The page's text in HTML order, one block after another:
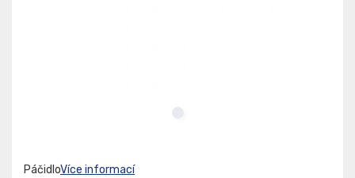
PáčidloVíce informací